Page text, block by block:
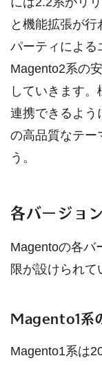
と機能拡張が
パーティによる
Magento2系の
していきます
連携できるよう
の高品質なテー
う。
各バージョ
Magentoの各バ
限が設けられて
Magento1系
Magento1系は